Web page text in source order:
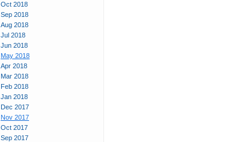
Oct 2018
Sep 2018
Aug 2018
Jul 2018
Jun 2018
May 2018
Apr 2018
Mar 2018
Feb 2018
Jan 2018
Dec 2017
Nov 2017
Oct 2017
Sep 2017